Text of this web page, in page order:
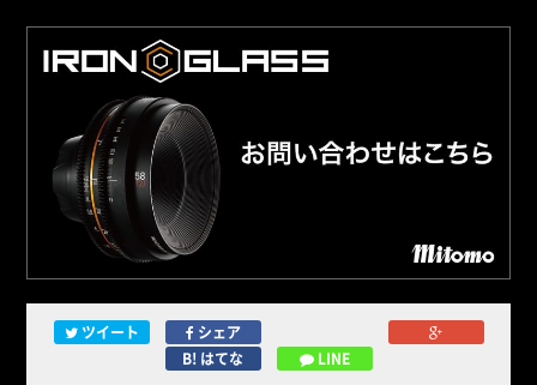
ツイート
シェア
B! はてな
LINE